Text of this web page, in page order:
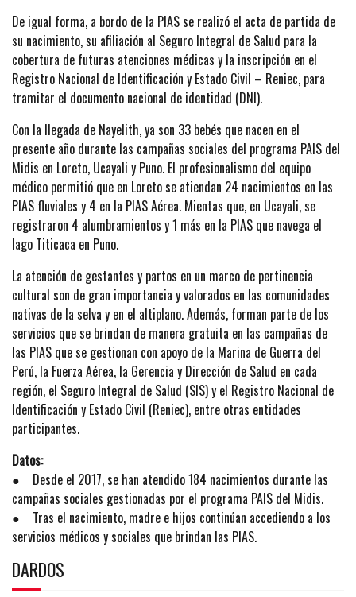
De igual forma, a bordo de la PIAS se realizó el acta de partida de
su nacimiento, su afiliación al Seguro Integral de Salud para la
cobertura de futuras atenciones médicas y la inscripción en el
Registro Nacional de Identificación y Estado Civil – Reniec, para
tramitar el documento nacional de identidad (DNI).
Con la llegada de Nayelith, ya son 33 bebés que nacen en el
presente año durante las campañas sociales del programa PAIS del
Midis en Loreto, Ucayali y Puno. El profesionalismo del equipo
médico permitió que en Loreto se atiendan 24 nacimientos en las
PIAS fluviales y 4 en la PIAS Aérea. Mientas que, en Ucayali, se
registraron 4 alumbramientos y 1 más en la PIAS que navega el
lago Titicaca en Puno.
La atención de gestantes y partos en un marco de pertinencia
cultural son de gran importancia y valorados en las comunidades
nativas de la selva y en el altiplano. Además, forman parte de los
servicios que se brindan de manera gratuita en las campañas de
las PIAS que se gestionan con apoyo de la Marina de Guerra del
Perú, la Fuerza Aérea, la Gerencia y Dirección de Salud en cada
región, el Seguro Integral de Salud (SIS) y el Registro Nacional de
Identificación y Estado Civil (Reniec), entre otras entidades
participantes.
Datos:
● Desde el 2017, se han atendido 184 nacimientos durante las
campañas sociales gestionadas por el programa PAIS del Midis.
● Tras el nacimiento, madre e hijos continúan accediendo a los
servicios médicos y sociales que brindan las PIAS.
DARDOS